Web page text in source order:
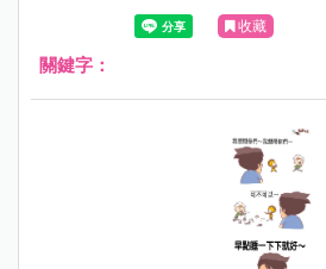
收藏
關鍵字：